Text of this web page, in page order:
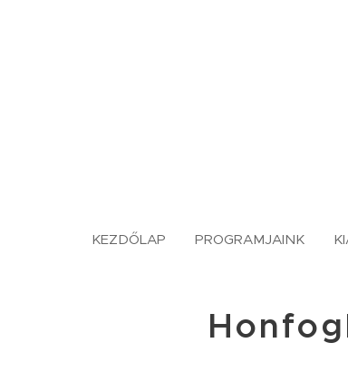
KEZDŐLAP PROGRAMJAINK